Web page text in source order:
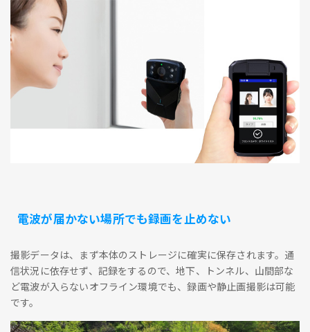
電波が届かない場所でも録画を止めない
撮影データは、まず本体のストレージに確実に保存されます。通
信状況に依存せず、記録をするので、地下、トンネル、山間部な
ど電波が入らないオフライン環境でも、録画や静止画撮影は可能
です。